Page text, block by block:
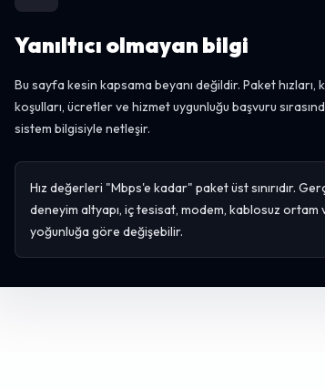
Yanıltıcı olmayan bilgi
Bu sayfa kesin kapsama beyanı değildir. Paket hızları,
koşulları, ücretler ve hizmet uygunluğu başvuru
sistem bilgisiyle netleşir.
Hız değerleri "Mbps'e kadar" paket üst sınırıdır.
deneyim altyapı, iç tesisat, modem, kablosuz ortam
yoğunluğa göre değişebilir.